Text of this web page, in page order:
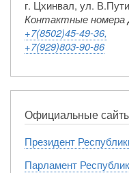
г. Цхинвал, ул.
Контактные номера
+7(8502)45-49-36,
+7(929)803-90-86
Официальные
Президент
Парламент